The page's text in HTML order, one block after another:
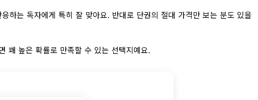
하는 독자에게 특히 잘 맞아요. 반대로 단권의 절대 가격만 보는 분도 있을
꽤 높은 확률로 만족할 수 있는 선택지예요.